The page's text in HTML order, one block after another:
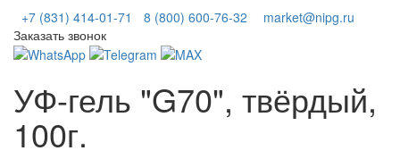
+7 (831) 414-01-71
8 (800) 600-76-32
market@nipg.ru
Заказать звонок
УФ-гель "G70", твёрдый,
100г.